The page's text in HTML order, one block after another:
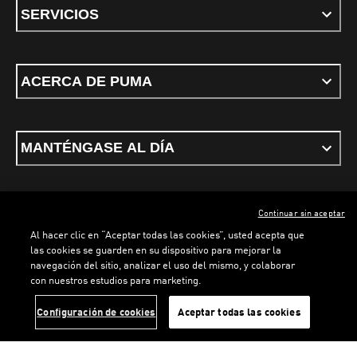
LOADING... LOADING...
SERVICIOS
ACERCA DE PUMA
MANTÉNGASE AL DÍA
Términos y condicionesPolítica de Privacidad
ESPAÑOL
PUMA, 2026. Todos los derechos reservados
Al hacer clic en “Aceptar todas las cookies”, usted acepta que
las cookies se guarden en su dispositivo para mejorar la
navegación del sitio, analizar el uso del mismo, y colaborar
con nuestros estudios para marketing.
Configuración de cookies Aceptar todas las cookies
Continuar sin aceptar